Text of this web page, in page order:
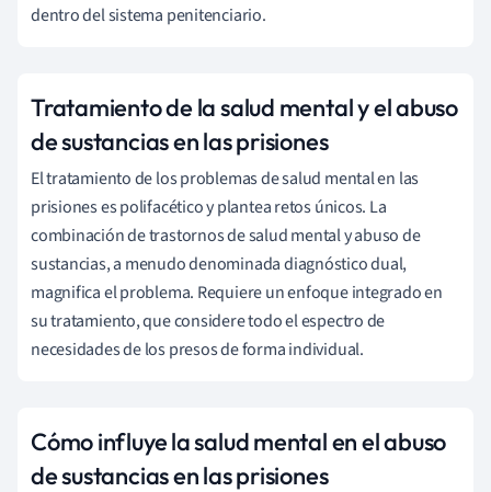
dentro del sistema penitenciario.
Tratamiento de la salud mental y el abuso
de sustancias en las prisiones
El tratamiento de los problemas de salud mental en las
prisiones es polifacético y plantea retos únicos. La
combinación de trastornos de salud mental y abuso de
sustancias, a menudo denominada diagnóstico dual,
magnifica el problema. Requiere un enfoque integrado en
su tratamiento, que considere todo el espectro de
necesidades de los presos de forma individual.
Cómo influye la salud mental en el abuso
de sustancias en las prisiones